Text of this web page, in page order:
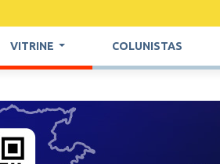
VITRINE COLUNISTAS